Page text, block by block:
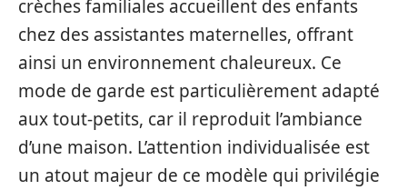
crèches familiales accueillent des enfants
chez des assistantes maternelles, offrant
ainsi un environnement chaleureux. Ce
mode de garde est particulièrement adapté
aux tout-petits, car il reproduit l’ambiance
d’une maison. L’attention individualisée est
un atout majeur de ce modèle qui privilégie